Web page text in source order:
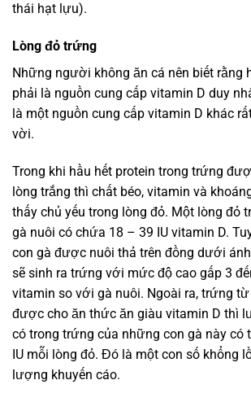
thái hạt lựu).
Lòng đỏ trứng
Những người không ăn cá nên biết rằng
phải là nguồn cung cấp vitamin D duy
là một nguồn cung cấp vitamin D khác
vời.
Trong khi hầu hết protein trong trứng
lòng trắng thì chất béo, vitamin và
thấy chủ yếu trong lòng đỏ. Một lòng đỏ
gà nuôi có chứa 18 – 39 IU vitamin D.
con gà được nuôi thả trên đồng dưới
sẽ sinh ra trứng với mức độ cao gấp 3
vitamin so với gà nuôi. Ngoài ra, trứng
được cho ăn thức ăn giàu vitamin D thì
có trong trứng của những con gà này có
IU mỗi lòng đỏ. Đó là một con số khổng
lượng khuyến cáo.